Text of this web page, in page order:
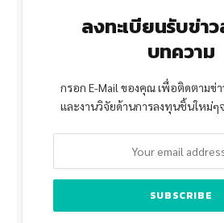
ลงทะเบียนรับข่า
บทความ
กรอก E-Mail ของคุณ เพื่อติดตามข่
และงานวิจัยด้านการลงทุนชิ้นใหม่ๆ